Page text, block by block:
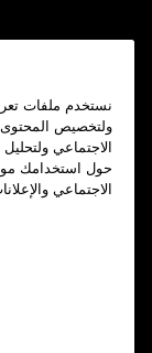
نستخدم ملفات
ولتخصيص المحتوى
الاجتماعي
حول استخدامك
الاجتماعي